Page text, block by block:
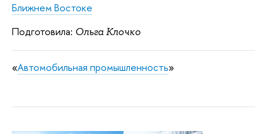
Ближнем Востоке
Подготовила: Ольга Клочко
«Автомобильная промышленность»